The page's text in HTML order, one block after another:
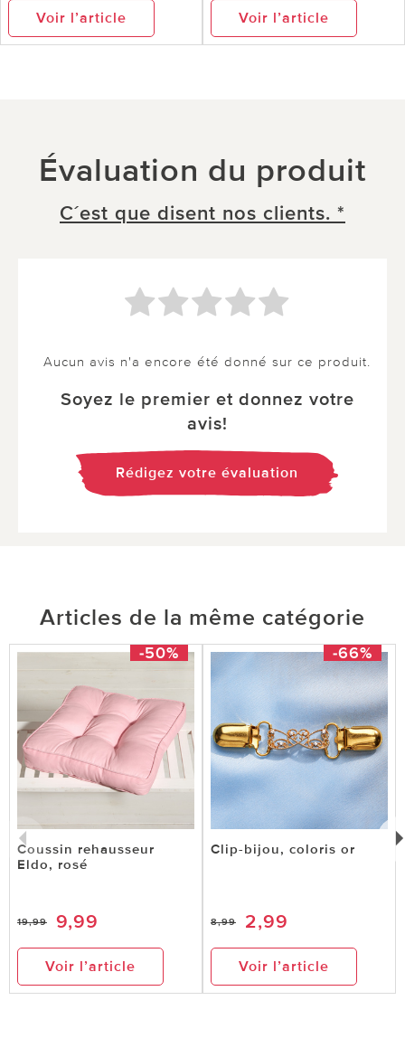
Voir l’article Voir l’article
Évaluation du produit
C´est que disent nos clients. *
Aucun avis n'a encore été donné sur ce produit.
Soyez le premier et donnez votre
avis!
Rédigez votre évaluation
Articles de la même catégorie
-50%
Coussin rehausseur
Eldo, rosé
19,99 9,99
Voir l’article
-66%
Clip-bijou, coloris or
8,99 2,99
Voir l’article